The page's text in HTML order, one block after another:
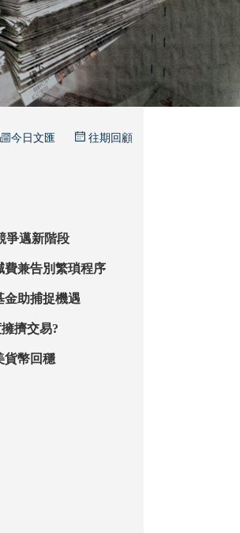
今日文匯 往期回顧
爭邁新階段
費兼告別繁瑣程序
賽升溫 半導體基金助捕捉機遇
擠交易?
國就業報告疲軟 非美貨幣回穩